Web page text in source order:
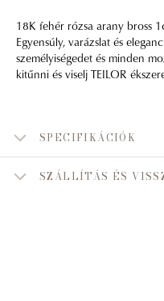
18K fehér rózsa arany bross
Egyensúly, varázslat és
személyiségedet és minden
kitűnni és viselj TEILOR
SPECIFIKÁCIÓK
SZÁLLÍTÁS ÉS